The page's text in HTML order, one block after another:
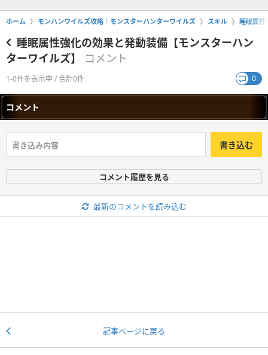
ホーム モンハンワイルズ攻略｜モンスターハンターワイルズ スキル 睡眠属性
睡眠属性強化の効果と発動装備【モンスターハン
ターワイルズ】
コメント
1-0件を表示中 / 合計0件 0
コメント
書き込む
コメント履歴を見る
最新のコメントを読み込む
記事ページに戻る